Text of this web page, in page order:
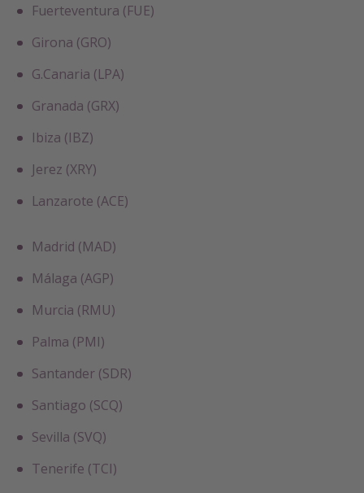
Fuerteventura (FUE)
Girona (GRO)
G.Canaria (LPA)
Granada (GRX)
Ibiza (IBZ)
Jerez (XRY)
Lanzarote (ACE)
Madrid (MAD)
Málaga (AGP)
Murcia (RMU)
Palma (PMI)
Santander (SDR)
Santiago (SCQ)
Sevilla (SVQ)
Tenerife (TCI)